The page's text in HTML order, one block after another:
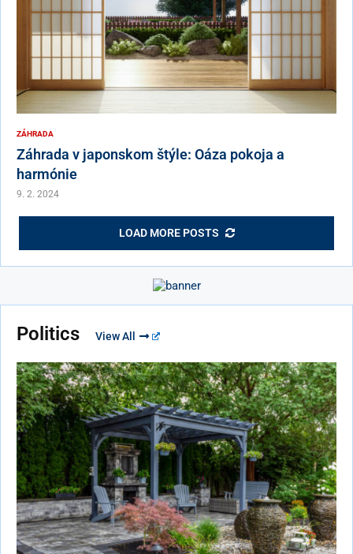
ZÁHRADA
Záhrada v japonskom štýle: Oáza pokoja a
harmónie
9. 2. 2024
LOAD MORE POSTS
Politics View All